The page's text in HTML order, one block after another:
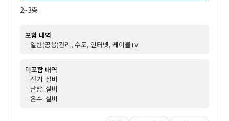
2~3층
포함 내역
· 일반(공용)관리, 수도, 인터넷, 케이블TV
미포함 내역
· 전기: 실비
· 난방: 실비
· 온수: 실비